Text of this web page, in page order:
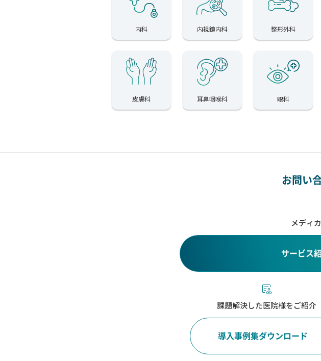
内科 内視鏡内科 整形外科
皮膚科 耳鼻咽喉科 眼科
お問い
メディ
サービス
課題解決した医院様をご紹介
導入事例集ダウンロード